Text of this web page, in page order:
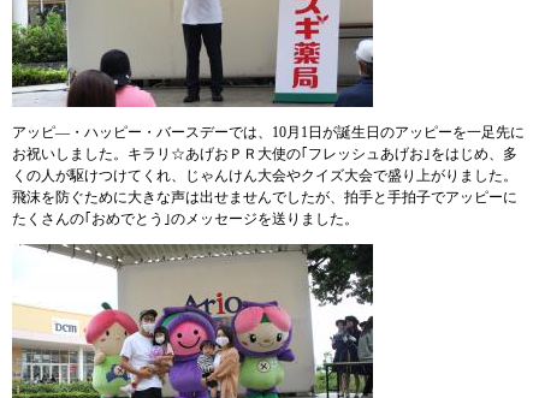
アッピ―・ハッピー・バースデーでは、10月1日が誕生日のアッピーを一足先に
お祝いしました。キラリ☆あげおＰＲ大使の｢フレッシュあげお｣をはじめ、多
くの人が駆けつけてくれ、じゃんけん大会やクイズ大会で盛り上がりました。
飛沫を防ぐために大きな声は出せませんでしたが、拍手と手拍子でアッピーに
たくさんの｢おめでとう｣のメッセージを送りました。